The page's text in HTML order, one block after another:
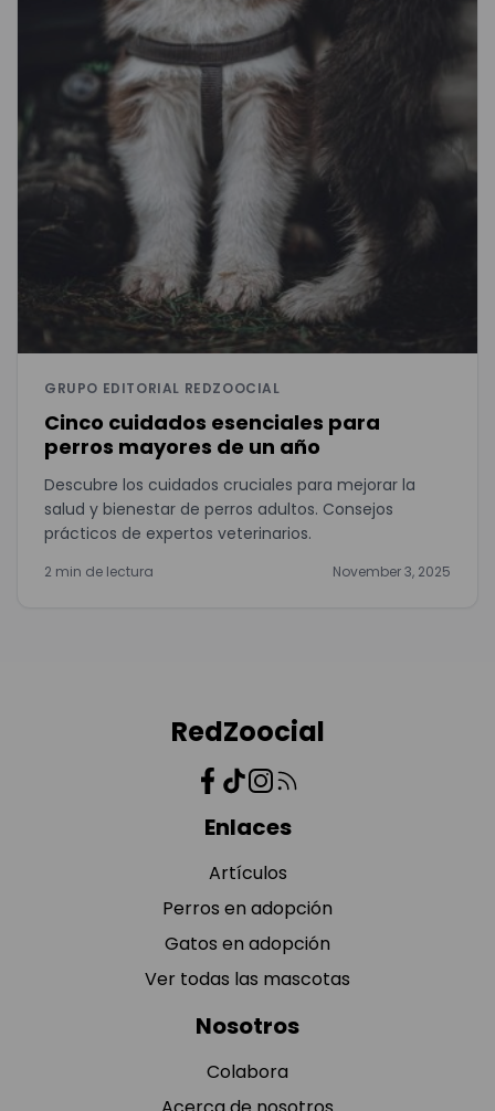
GRUPO EDITORIAL REDZOOCIAL
Cinco cuidados esenciales para
perros mayores de un año
Descubre los cuidados cruciales para mejorar la
salud y bienestar de perros adultos. Consejos
prácticos de expertos veterinarios.
2 min de lectura November 3, 2025
RedZoocial
Enlaces
Artículos
Perros en adopción
Gatos en adopción
Ver todas las mascotas
Nosotros
Colabora